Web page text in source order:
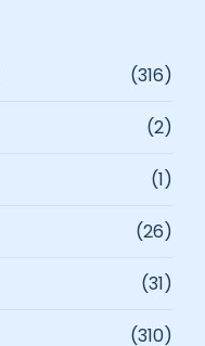
(316)
(2)
(1)
(26)
(31)
(310)